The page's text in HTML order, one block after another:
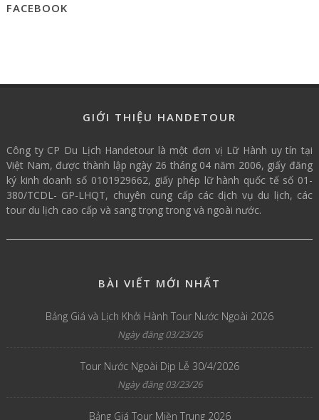
FACEBOOK
GIỚI THIỆU HANDETOUR
Công ty CP Du Lịch Handetour là một đơn vị Lữ Hành uy tín tại
Việt Nam, được thành lập ngày 26 tháng 04 năm 2006, giấy đăng
ký kinh doanh số 0101929662, giấy phép lữ hành quốc tế số 01-
380/TCDL- GP-LHQT, chuyên cung cấp các dịch vụ du lịch, các
tour du lịch cao cấp và sang trọng trong và ngoài nước.
BÀI VIẾT MỚI NHẤT
Bảng Giá và Lịch Khởi Hành Tour Nước Ngoài 2026
Ngày đăng 03/23/26
Tour Nước Ngoài Dịp Lễ 30/4/2026
Ngày đăng 03/23/26
Bảng Giá Tour Miền Trung 2026